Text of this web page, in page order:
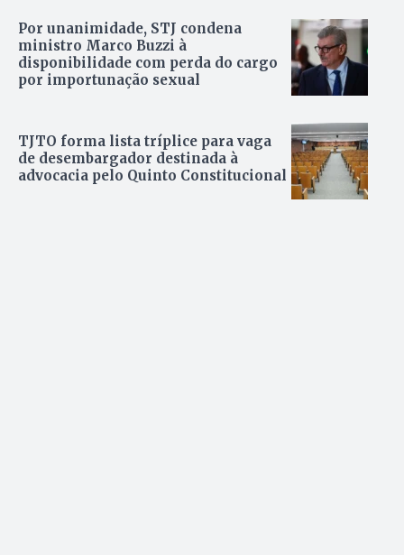
Por unanimidade, STJ condena
ministro Marco Buzzi à
disponibilidade com perda do cargo
por importunação sexual
TJTO forma lista tríplice para vaga
de desembargador destinada à
advocacia pelo Quinto Constitucional